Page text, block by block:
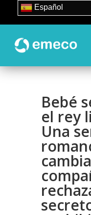
93 840 50
Bebé
el rey
Una
Español